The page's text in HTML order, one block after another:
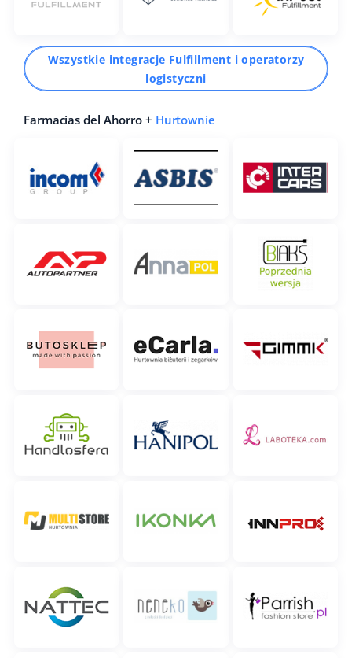
Wszystkie integracje Fulfillment i operatorzy
logistyczni
Farmacias del Ahorro + Hurtownie